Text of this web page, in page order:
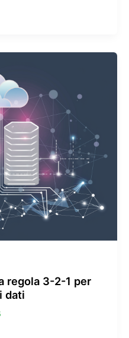
regola 3-2-1 per
dati